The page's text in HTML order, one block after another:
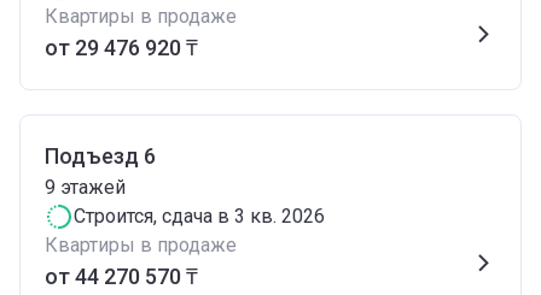
Квартиры в продаже
от ‍29 476 920 ₸
Подъезд 6
9 этажей
Строится, сдача в 3 кв. 2026
Квартиры в продаже
от ‍44 270 570 ₸